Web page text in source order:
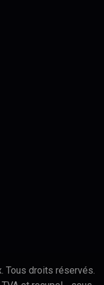
Tous droits réservés.